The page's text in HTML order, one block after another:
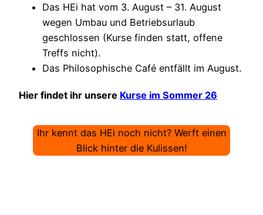
Das HEi hat vom 3. August – 31. August
wegen Umbau und Betriebsurlaub
geschlossen (Kurse finden statt, offene
Treffs nicht).
Das Philosophische Café entfällt im August.
Hier findet ihr unsere Kurse im Sommer 26
Ihr kennt das HEi noch nicht? Werft einen
Blick hinter die Kulissen!